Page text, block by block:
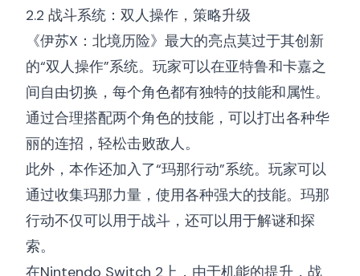
2.2 战斗系统：双人操作，策略升级
《伊苏X：北境历险》最大的亮点莫过于其创新
的“双人操作”系统。玩家可以在亚特鲁和卡嘉之
间自由切换，每个角色都有独特的技能和属性。
通过合理搭配两个角色的技能，可以打出各种华
丽的连招，轻松击败敌人。
此外，本作还加入了“玛那行动”系统。玩家可以
通过收集玛那力量，使用各种强大的技能。玛那
行动不仅可以用于战斗，还可以用于解谜和探
索。
在Nintendo Switch 2上，由于机能的提升，战